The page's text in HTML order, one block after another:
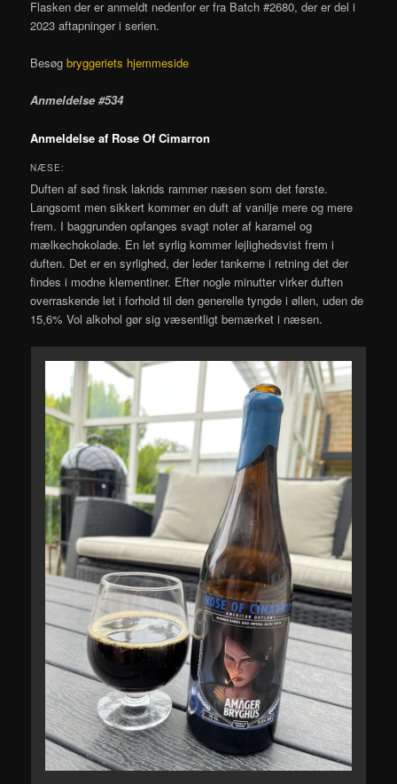
Flasken der er anmeldt nedenfor er fra Batch #2680, der er del i
2023 aftapninger i serien.
Besøgbryggeriets hjemmeside
Anmeldelse #534
Anmeldelse af Rose Of Cimarron
NÆSE:
Duften af sød finsk lakrids rammer næsen som det første.
Langsomt men sikkert kommer en duft af vanilje mere og mere
frem. I baggrunden opfanges svagt noter af karamel og
mælkechokolade. En let syrlig kommer lejlighedsvist frem i
duften. Det er en syrlighed, der leder tankerne i retning det der
findes i modne klementiner. Efter nogle minutter virker duften
overraskende let i forhold til den generelle tyngde i øllen, uden de
15,6% Vol alkohol gør sig væsentligt bemærket i næsen.